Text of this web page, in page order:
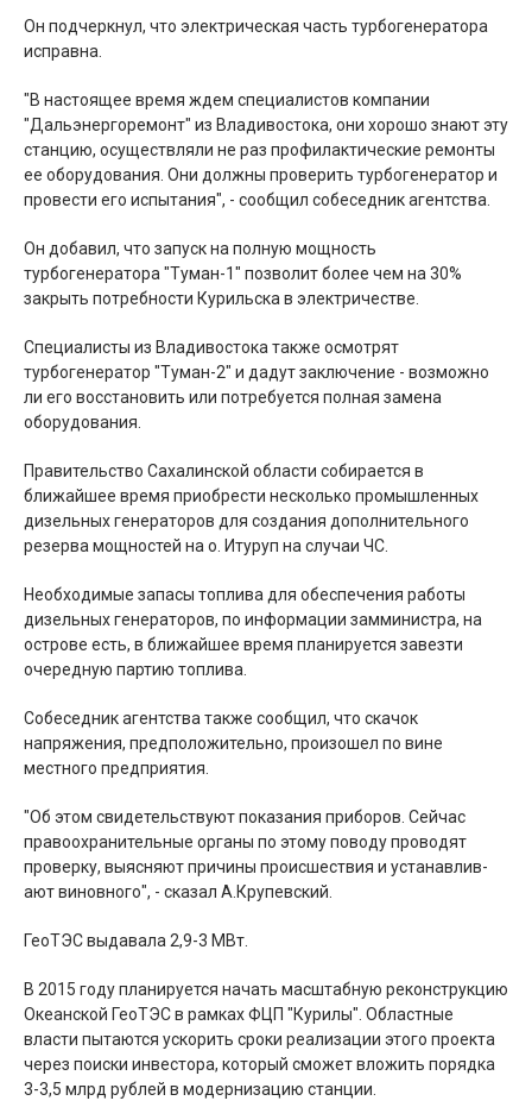
Он подчеркнул, что электрическая часть турбогенератора
исправна.
"В настоящее время ждем специалистов компании
"Дальэнергоремонт" из Владивостока, они хорошо знают эту
станцию, осуществляли не раз профилактические ремонты
ее оборудования. Они должны проверить турбогенератор и
провести его испытания", - сообщил собеседник агентства.
Он добавил, что запуск на полную мощность
турбогенератора "Туман-1" позволит более чем на 30%
закрыть потребности Курильска в электричестве.
Специалисты из Владивостока также осмотрят
турбогенератор "Туман-2" и дадут заключение - возможно
ли его восстановить или потребуется полная замена
оборудования.
Правительство Сахалинской области собирается в
ближайшее время приобрести несколько промышленных
дизельных генераторов для создания дополнительного
резерва мощностей на о. Итуруп на случаи ЧС.
Необходимые запасы топлива для обеспечения работы
дизельных генераторов, по информации замминистра, на
острове есть, в ближайшее время планируется завезти
очередную партию топлива.
Собеседник агентства также сообщил, что скачок
напряжения, предположительно, произошел по вине
местного предприятия.
"Об этом свидетельствуют показания приборов. Сейчас
правоохранительные органы по этому поводу проводят
проверку, выясняют причины происшествия и устанавлив­
ают виновного", - сказал А.Крупевский.
ГеоТЭС выдавала 2,9-3 МВт.
В 2015 году планируетс­я начать масштабную реконструкцию
Океанской ГеоТЭС в рамках ФЦП "Курилы". Областные
власти пытаются ускорить сроки реализации этого проекта
через поиски инвестора, который сможет вложить порядка
3-3,5 млрд рублей в модернизацию станции.